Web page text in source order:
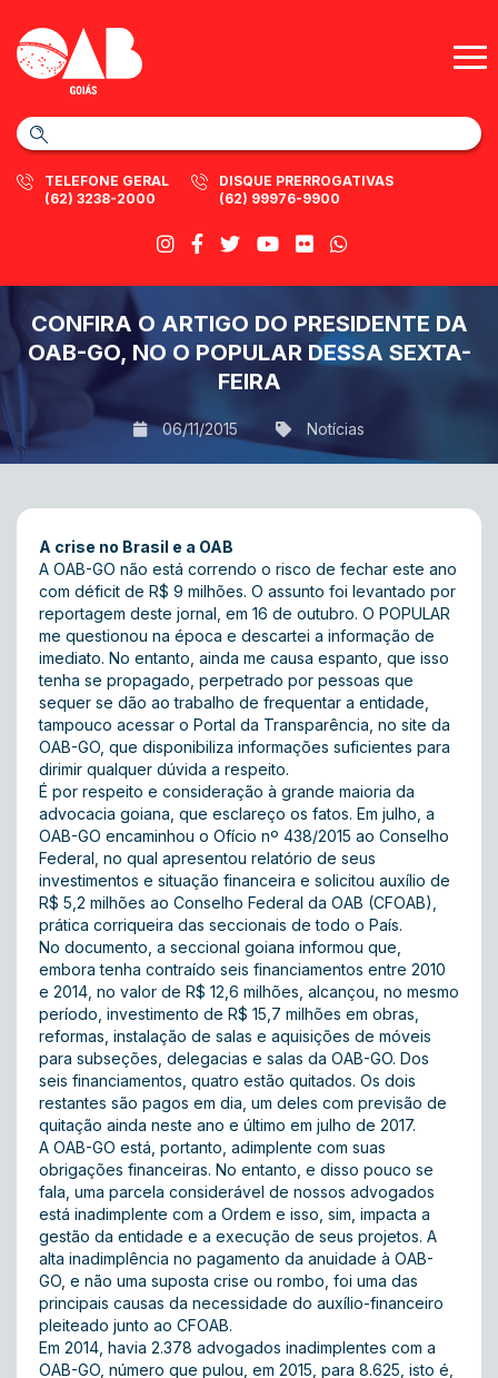
TELEFONE GERAL
(62) 3238-2000
DISQUE PRERROGATIVAS
(62) 99976-9900
CONFIRA O ARTIGO DO PRESIDENTE DA
OAB-GO, NO O POPULAR DESSA SEXTA-
FEIRA
06/11/2015 Notícias
A crise no Brasil e a OAB
A OAB-GO não está correndo o risco de fechar este ano
com déficit de R$ 9 milhões. O assunto foi levantado por
reportagem deste jornal, em 16 de outubro. O POPULAR
me questionou na época e descartei a informação de
imediato. No entanto, ainda me causa espanto, que isso
tenha se propagado, perpetrado por pessoas que
sequer se dão ao trabalho de frequentar a entidade,
tampouco acessar o Portal da Transparência, no site da
OAB-GO, que disponibiliza informações suficientes para
dirimir qualquer dúvida a respeito.
É por respeito e consideração à grande maioria da
advocacia goiana, que esclareço os fatos. Em julho, a
OAB-GO encaminhou o Ofício nº 438/2015 ao Conselho
Federal, no qual apresentou relatório de seus
investimentos e situação financeira e solicitou auxílio de
R$ 5,2 milhões ao Conselho Federal da OAB (CFOAB),
prática corriqueira das seccionais de todo o País.
No documento, a seccional goiana informou que,
embora tenha contraído seis financiamentos entre 2010
e 2014, no valor de R$ 12,6 milhões, alcançou, no mesmo
período, investimento de R$ 15,7 milhões em obras,
reformas, instalação de salas e aquisições de móveis
para subseções, delegacias e salas da OAB-GO. Dos
seis financiamentos, quatro estão quitados. Os dois
restantes são pagos em dia, um deles com previsão de
quitação ainda neste ano e último em julho de 2017.
A OAB-GO está, portanto, adimplente com suas
obrigações financeiras. No entanto, e disso pouco se
fala, uma parcela considerável de nossos advogados
está inadimplente com a Ordem e isso, sim, impacta a
gestão da entidade e a execução de seus projetos. A
alta inadimplência no pagamento da anuidade à OAB-
GO, e não uma suposta crise ou rombo, foi uma das
principais causas da necessidade do auxílio-financeiro
pleiteado junto ao CFOAB.
Em 2014, havia 2.378 advogados inadimplentes com a
OAB-GO, número que pulou, em 2015, para 8.625, isto é,